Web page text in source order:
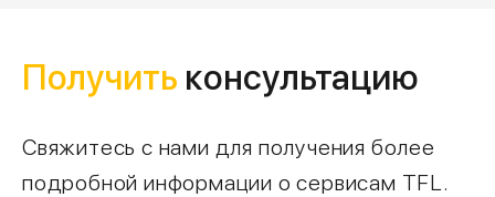
Получить консультацию
Свяжитесь с нами для получения более
подробной информации о сервисам TFL.